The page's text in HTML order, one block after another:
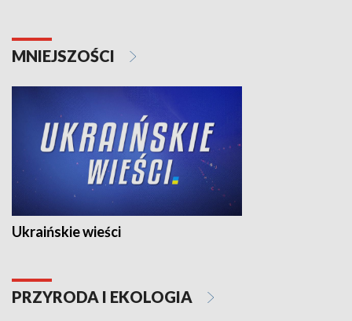
MNIEJSZOŚCI
Ukraińskie wieści
PRZYRODA I EKOLOGIA